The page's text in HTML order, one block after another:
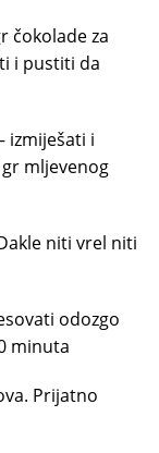
čokolade za
i pustiti da
izmiješati i
mljevenog
Dakle niti vrel niti
odozgo
minuta
Prijatno